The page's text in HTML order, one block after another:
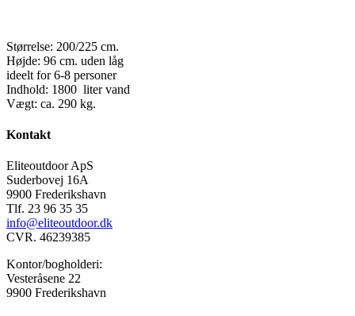
Størrelse: 200/225 cm.
Højde: 96 cm. uden låg
ideelt for 6-8 personer
Indhold: 1800 liter vand
Vægt: ca. 290 kg.
Kontakt
Eliteoutdoor ApS
Suderbovej 16A
9900 Frederikshavn
Tlf. 23 96 35 35
info@eliteoutdoor.dk
CVR. 46239385
Kontor/bogholderi:
Vesteråsene 22
9900 Frederikshavn